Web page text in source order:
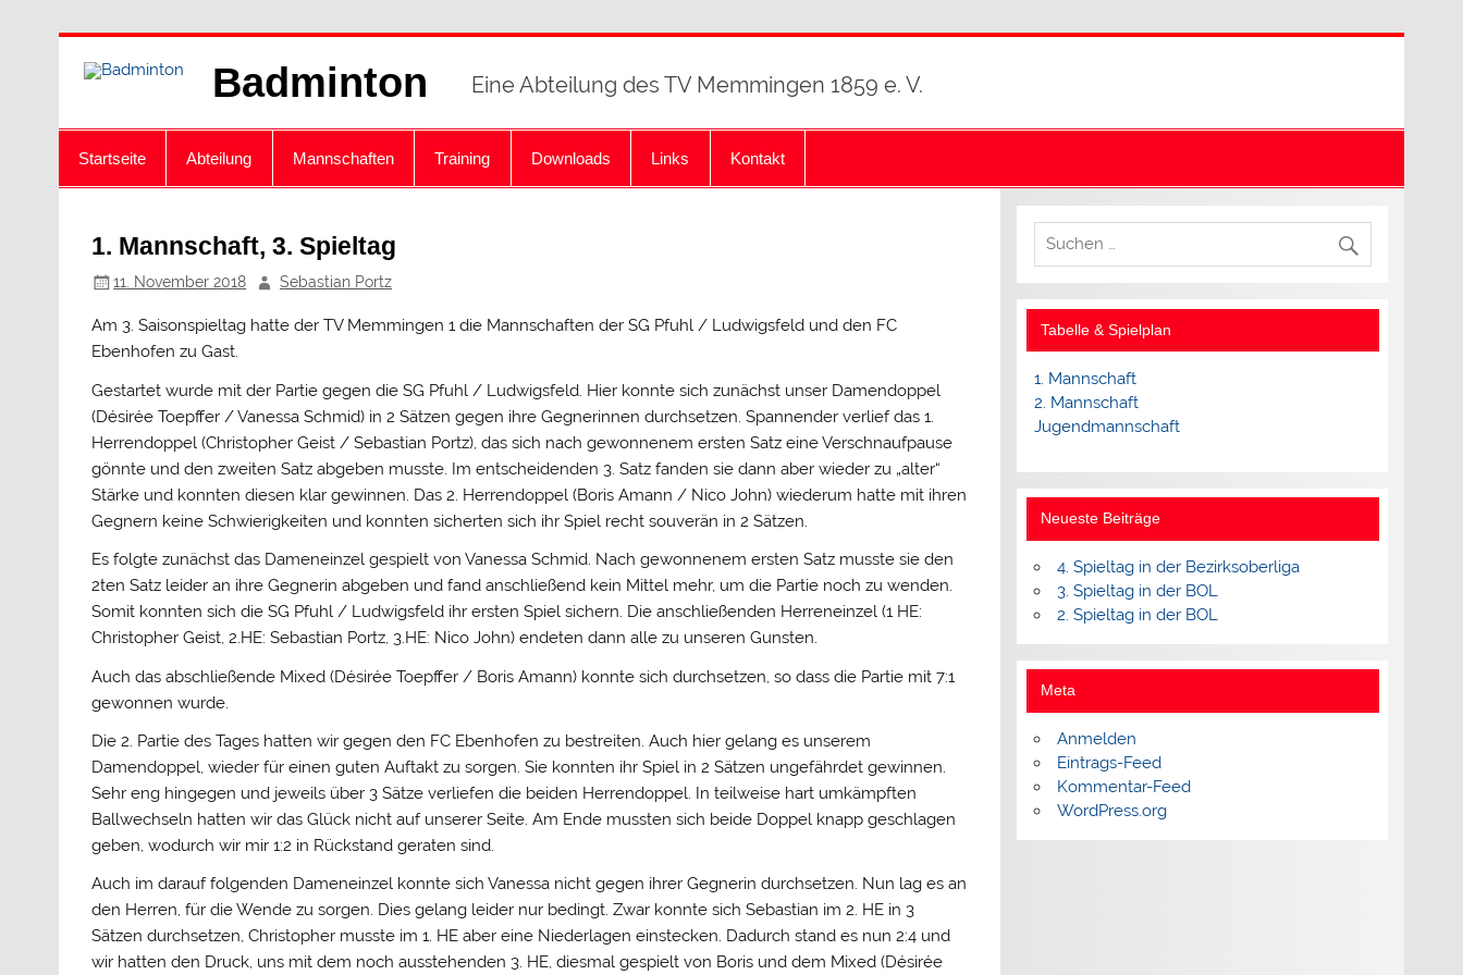
Badminton Eine Abteilung des TV Memmingen 1859 e. V.
Startseite Abteilung Mannschaften Training Downloads Links Kontakt
1. Mannschaft, 3. Spieltag
11. November 2018 Sebastian Portz
Am 3. Saisonspieltag hatte der TV Memmingen 1 die Mannschaften der SG Pfuhl / Ludwigsfeld und den FC
Ebenhofen zu Gast.
Gestartet wurde mit der Partie gegen die SG Pfuhl / Ludwigsfeld. Hier konnte sich zunächst unser Damendoppel
(Désirée Toepffer / Vanessa Schmid) in 2 Sätzen gegen ihre Gegnerinnen durchsetzen. Spannender verlief das 1.
Herrendoppel (Christopher Geist / Sebastian Portz), das sich nach gewonnenem ersten Satz eine Verschnaufpause
gönnte und den zweiten Satz abgeben musste. Im entscheidenden 3. Satz fanden sie dann aber wieder zu „alter“
Stärke und konnten diesen klar gewinnen. Das 2. Herrendoppel (Boris Amann / Nico John) wiederum hatte mit ihren
Gegnern keine Schwierigkeiten und konnten sicherten sich ihr Spiel recht souverän in 2 Sätzen.
Es folgte zunächst das Dameneinzel gespielt von Vanessa Schmid. Nach gewonnenem ersten Satz musste sie den
2ten Satz leider an ihre Gegnerin abgeben und fand anschließend kein Mittel mehr, um die Partie noch zu wenden.
Somit konnten sich die SG Pfuhl / Ludwigsfeld ihr ersten Spiel sichern. Die anschließenden Herreneinzel (1 HE:
Christopher Geist, 2.HE: Sebastian Portz, 3.HE: Nico John) endeten dann alle zu unseren Gunsten.
Auch das abschließende Mixed (Désirée Toepffer / Boris Amann) konnte sich durchsetzen, so dass die Partie mit 7:1
gewonnen wurde.
Die 2. Partie des Tages hatten wir gegen den FC Ebenhofen zu bestreiten. Auch hier gelang es unserem
Damendoppel, wieder für einen guten Auftakt zu sorgen. Sie konnten ihr Spiel in 2 Sätzen ungefährdet gewinnen.
Sehr eng hingegen und jeweils über 3 Sätze verliefen die beiden Herrendoppel. In teilweise hart umkämpften
Ballwechseln hatten wir das Glück nicht auf unserer Seite. Am Ende mussten sich beide Doppel knapp geschlagen
geben, wodurch wir mir 1:2 in Rückstand geraten sind.
Auch im darauf folgenden Dameneinzel konnte sich Vanessa nicht gegen ihrer Gegnerin durchsetzen. Nun lag es an
den Herren, für die Wende zu sorgen. Dies gelang leider nur bedingt. Zwar konnte sich Sebastian im 2. HE in 3
Sätzen durchsetzen, Christopher musste im 1. HE aber eine Niederlagen einstecken. Dadurch stand es nun 2:4 und
wir hatten den Druck, uns mit dem noch ausstehenden 3. HE, diesmal gespielt von Boris und dem Mixed (Désirée
Tabelle & Spielplan
1. Mannschaft
2. Mannschaft
Jugendmannschaft
Neueste Beiträge
4. Spieltag in der Bezirksoberliga
3. Spieltag in der BOL
2. Spieltag in der BOL
Meta
Anmelden
Eintrags-Feed
Kommentar-Feed
WordPress.org